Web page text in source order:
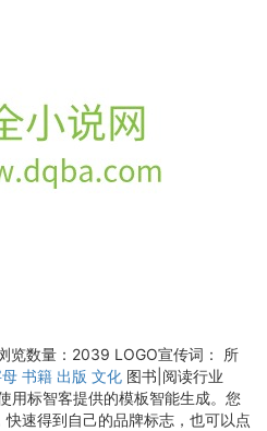
览数量：2039 LOGO宣传词：
所
书籍 出版 文化 图书|阅读行业
标智客提供的模板智能生成。您
速得到自己的品牌标志，也可以点